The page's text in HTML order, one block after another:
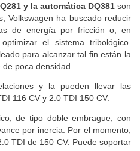
y la automática DQ381son
Volkswagen ha buscado reducir
de energía por fricción o, en
el sistema tribológico.
para alcanzar tal fin están la
poca densidad.
y la pueden llevar las
116 CV y 2.0 TDI 150 CV.
de tipo doble embrague, con
por inercia. Por el momento,
TDI de 150 CV. Puede soportar